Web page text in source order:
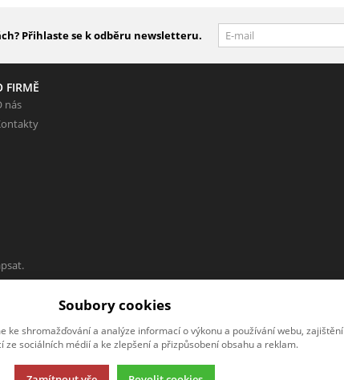
Přihlaste se k odběru newsletteru.
FIRMĚ
nás
Soubory cookies
ke shromažďování a analýze informací o výkonu a používání webu, zajištění
ze sociálních médií a ke zlepšení a přizpůsobení obsahu a reklam.